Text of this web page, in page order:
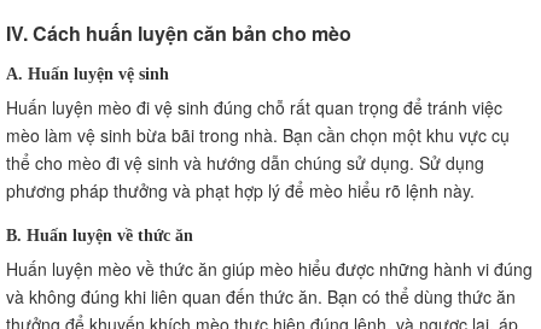
IV. Cách huấn luyện căn bản cho mèo
A. Huấn luyện vệ sinh
Huấn luyện mèo đi vệ sinh đúng chỗ rất quan trọng để tránh việc
mèo làm vệ sinh bừa bãi trong nhà. Bạn cần chọn một khu vực cụ
thể cho mèo đi vệ sinh và hướng dẫn chúng sử dụng. Sử dụng
phương pháp thưởng và phạt hợp lý để mèo hiểu rõ lệnh này.
B. Huấn luyện về thức ăn
Huấn luyện mèo về thức ăn giúp mèo hiểu được những hành vi đúng
và không đúng khi liên quan đến thức ăn. Bạn có thể dùng thức ăn
thưởng để khuyến khích mèo thực hiện đúng lệnh, và ngược lại, áp